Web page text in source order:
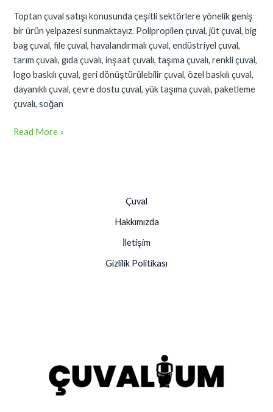
Toptan çuval satışı konusunda çeşitli sektörlere yönelik geniş
bir ürün yelpazesi sunmaktayız. Polipropilen çuval, jüt çuval, big
bag çuval, file çuval, havalandırmalı çuval, endüstriyel çuval,
tarım çuvalı, gıda çuvalı, inşaat çuvalı, taşıma çuvalı, renkli çuval,
logo baskılı çuval, geri dönüştürülebilir çuval, özel baskılı çuval,
dayanıklı çuval, çevre dostu çuval, yük taşıma çuvalı, paketleme
çuvalı, soğan
Fiyatları
Read More »
Çuval
Hakkımızda
İletişim
Gizlilik Politikası